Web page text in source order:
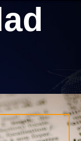
de
el 4 noviembre, 2021